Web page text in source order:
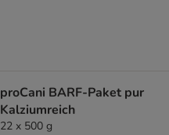
proCani BARF-Paket pur
Kalziumreich
22 x 500 g